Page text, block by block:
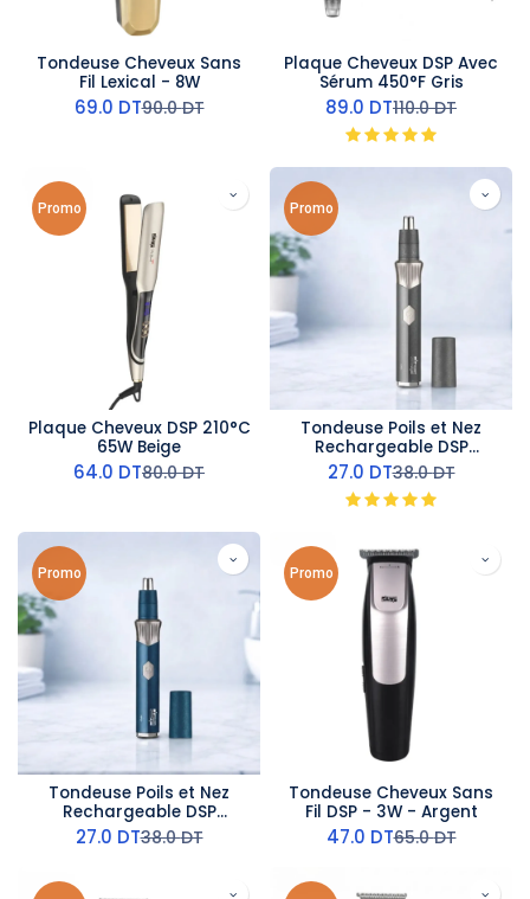
Tondeuse Cheveux Sans
Fil Lexical - 8W
69.0 DT90.0DT
Plaque Cheveux DSP Avec
Sérum 450°F Gris
89.0 DT110.0DT
Promo
Plaque Cheveux DSP 210°C
65W Beige
64.0 DT80.0DT
Promo
Tondeuse Poils et Nez
Rechargeable DSP
9000RPM 5W Noir
27.0 DT38.0DT
Promo
Tondeuse Poils et Nez
Rechargeable DSP
9000RPM 5W Bleu
27.0 DT38.0DT
Promo
Tondeuse Cheveux Sans
Fil DSP - 3W - Argent
47.0 DT65.0DT